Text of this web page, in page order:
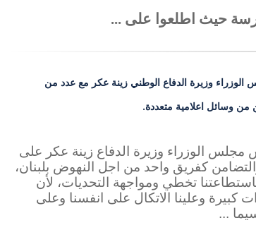
حيث اطلعوا على ...
وزيرة الدفاع الوطني زينة عكر مع عدد من
من وسائل اعلامية متعددة.
مجلس الوزراء وزيرة الدفاع زينة عكر على
كفريق واحد من اجل النهوض بلبنان،
تخطي ومواجهة التحديات، لأن
كبيرة وعلينا الاتكال على انفسنا وعلى
...